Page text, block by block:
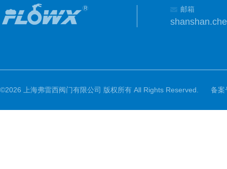
邮箱
©2026 上海弗雷西阀门有限公司 版权所有 All Rights Reserved. 备案